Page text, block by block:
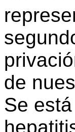
de
Se